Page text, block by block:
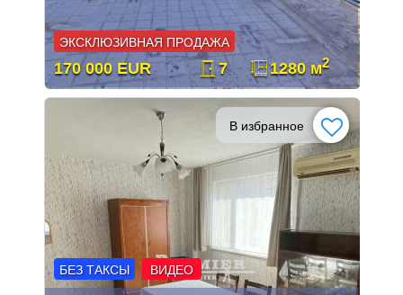
ЭКСКЛЮЗИВНАЯ ПРОДАЖА
170 000 EUR 7 1280 м2
В избранное
БЕЗ ТАКСЫ ВИДЕО